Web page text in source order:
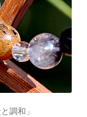
調和」